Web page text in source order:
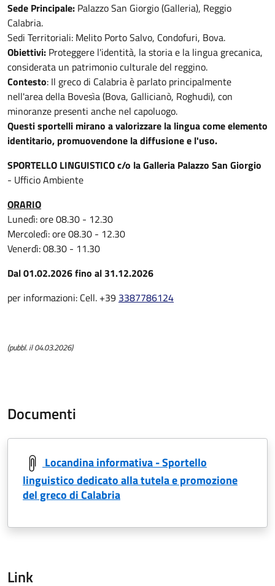
Sede Principale: Palazzo San Giorgio (Galleria), Reggio
Calabria.
Sedi Territoriali: Melito Porto Salvo, Condofuri, Bova.
Obiettivi: Proteggere l'identità, la storia e la lingua grecanica,
considerata un patrimonio culturale del reggino.
Contesto: Il greco di Calabria è parlato principalmente
nell'area della Bovesìa (Bova, Gallicianò, Roghudi), con
minoranze presenti anche nel capoluogo.
Questi sportelli mirano a valorizzare la lingua come elemento
identitario, promuovendone la diffusione e l'uso.
SPORTELLO LINGUISTICO c/o la Galleria Palazzo San Giorgio
- Ufficio Ambiente
ORARIO
Lunedì: ore 08.30 - 12.30
Mercoledì: ore 08.30 - 12.30
Venerdì: 08.30 - 11.30
Dal 01.02.2026 fino al 31.12.2026
per informazioni: Cell. +39 3387786124
(pubbl. il 04.03.2026)
Documenti
Locandina informativa - Sportello
linguistico dedicato alla tutela e promozione
del greco di Calabria
Link